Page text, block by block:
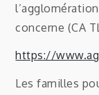
concerne (CA
https://
Les familles